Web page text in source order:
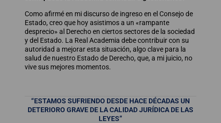
Como afirmé en mi discurso de ingreso en el Consejo de
Estado, creo que hoy asistimos a un «rampante
desprecio» al Derecho en ciertos sectores de la sociedad
y del Estado. La Real Academia debe contribuir con su
autoridad a mejorar esta situación, algo clave para la
salud de nuestro Estado de Derecho, que, a mi juicio, no
vive sus mejores momentos.
“ESTAMOS SUFRIENDO DESDE HACE DÉCADAS UN
DETERIORO GRAVE DE LA CALIDAD JURÍDICA DE LAS
LEYES”